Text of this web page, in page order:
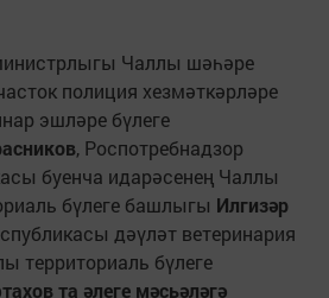
Чаллы шәһәре
полиция хезмәткәрләре
эшләре бүлеге
, Роспотребнадзор
буенча идарәсенең Чаллы
бүлеге башлыгы Илгизәр
дәүләт ветеринария
территориаль бүлеге
та әлеге мәсьәләгә